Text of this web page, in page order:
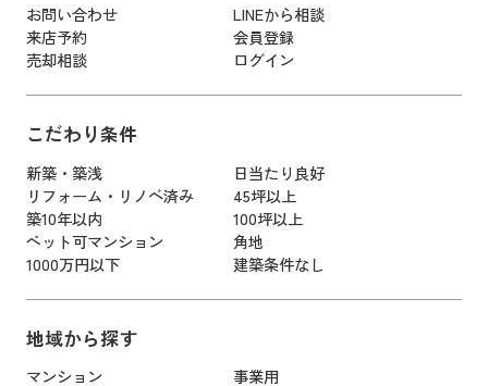
お問い合わせ
LINEから相談
来店予約
会員登録
売却相談
ログイン
こだわり条件
新築・築浅
日当たり良好
リフォーム・リノベ済み
45坪以上
築10年以内
100坪以上
ペット可マンション
角地
1000万円以下
建築条件なし
地域から探す
マンション
事業用